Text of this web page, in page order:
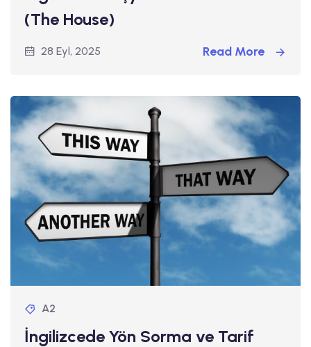
(The House)
28 Eyl, 2025 Read More
A2
İngilizcede Yön Sorma ve Tarif